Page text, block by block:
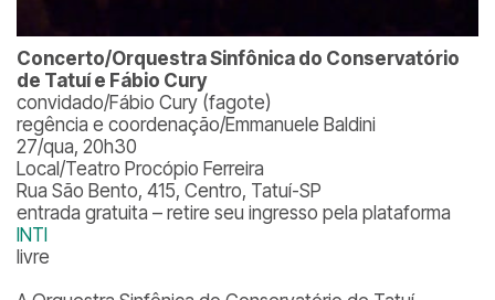
Concerto/Orquestra Sinfônica do Conservatório
de Tatuí e Fábio Cury
convidado/Fábio Cury (fagote)
regência e coordenação/Emmanuele Baldini
27/qua, 20h30
Local/Teatro Procópio Ferreira
Rua São Bento, 415, Centro, Tatuí-SP
entrada gratuita – retire seu ingresso pela plataforma
INTI
livre